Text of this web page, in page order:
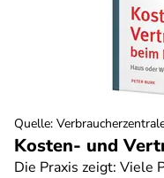
Kosten- und
Die Praxis zeigt: Viele
Quelle: